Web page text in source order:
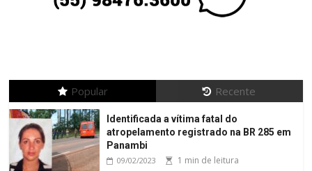
Popular Recente
Identificada a vítima fatal do
atropelamento registrado na BR 285 em
Panambi
09/02/2023 1 min de leitura